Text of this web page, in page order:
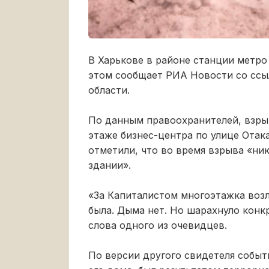
В Харькове в районе станции
этом сообщает РИА Новости со
области.
По данным правоохранителей,
этаже бизнес-центра по улице
отметили, что во время взрыва
здании».
«За Капиталистом многоэтажка
была. Дыма нет. Но шарахнуло
слова одного из очевидцев.
По версии другого свидетеля